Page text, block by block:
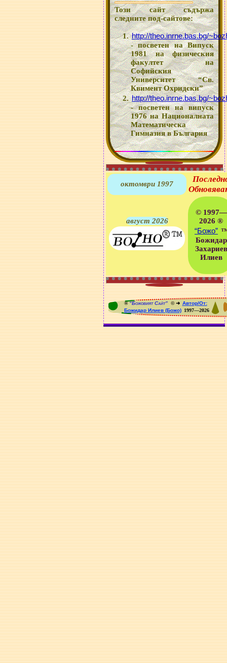
Този сайт съдържа
следните под-сайтове:
http://theo.inrne.bas.bg/
- посветен на Випуск
1981 на физическия
факултет на
Софийския
Университет “Св.
Квимент Охридски”
http://theo.inrne.bas.bg/
- посветен на випуск
1976 на Националната
Математическа
Гимназия в България
октомври 1997
август 2026
© 1997—
2026 ®
“Божо”
Божидар
Захариев
Илиев
®“Божовият Сайт”© ➜ Автор/От:
Божидар Илиев (Божо) 1997—2026